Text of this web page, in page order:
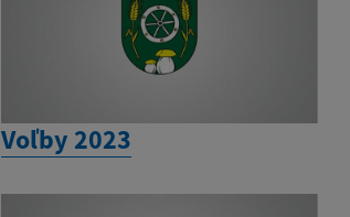
Voľby 2023